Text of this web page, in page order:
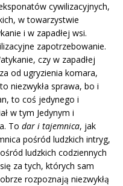
cywilizacyjnych,
w towarzystwie
i w zapadłej wsi.
zapotrzebowanie.
czy w zapadłej
od ugryzienia komara,
niezwykła sprawa, bo i
to coś jedynego i
w tym Jedynym i
To dar i tajemnica, jak
pośród ludzkich intryg,
ludzkich codziennych
za tych, których sam
rozpoznają niezwykłą